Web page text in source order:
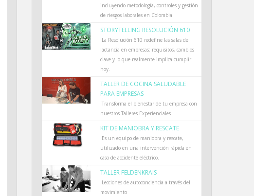
incluyendo metodología, controles y gestión
de riesgos laborales en Colombia.
STORYTELLING RESOLUCIÓN 610
La Resolución 610 redefine las salas de
lactancia en empresas: requisitos, cambios
clave y lo que realmente implica cumplir
hoy.
TALLER DE COCINA SALUDABLE
PARA EMPRESAS
Transforma el bienestar de tu empresa con
nuestros Talleres Experienciales
KIT DE MANIOBRA Y RESCATE
Es un equipo de maniobra y rescate,
utilizado en una intervención rápida en
caso de accidente eléctrico.
TALLER FELDENKRAIS
Lecciones de autoconciencia a través del
movimiento